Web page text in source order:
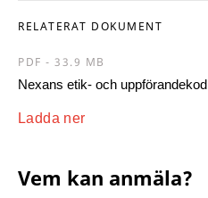
RELATERAT DOKUMENT
PDF - 33.9 MB
Nexans etik- och uppförandekod
Ladda ner
Vem kan anmäla?